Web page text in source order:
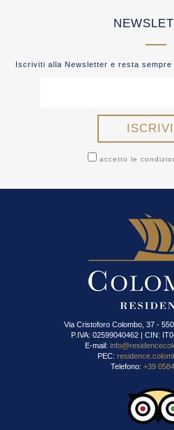
Iscriviti alla Newsletter e resta sempre
accetto le
Via Cristoforo Colombo, 37 -
P.IVA: 02599040462 | CIN:
E-mail:
PEC:
Telefono: +39